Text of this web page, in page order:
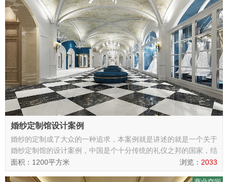
婚纱定制馆设计案例
婚纱的定制成了大众的一种追求，本案例就是讲述的就是一个关于
婚纱定制馆的设计案例，中国是个十分传统的礼仪之邦的国家，结
婚对每个人每个家庭来说都是大事，人们对婚礼的也是相当看重
的，这套案例的设计就是为了让大众有更好的的体验环境，为了让
面积：1200平方米 浏览： 2033